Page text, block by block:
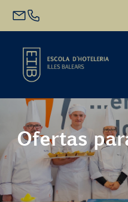
Oferta académica
Futuro alumnado
Ofertas